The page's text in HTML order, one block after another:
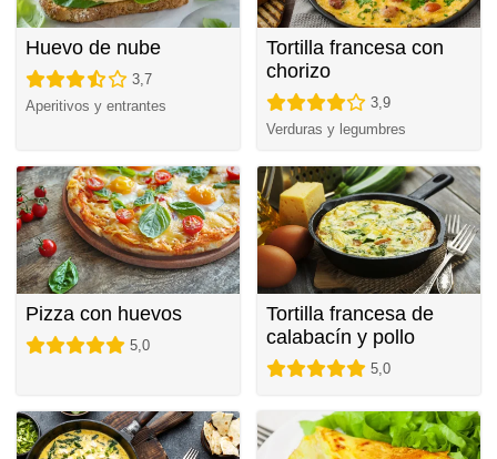
Huevo de nube
3,7
Aperitivos y entrantes
Tortilla francesa con
chorizo
3,9
Verduras y legumbres
Pizza con huevos
5,0
Tortilla francesa de
calabacín y pollo
5,0